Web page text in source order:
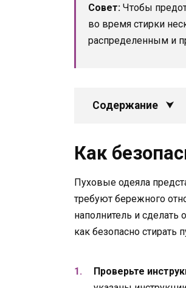
Совет: Чтобы
во время стирки
распределенным и
Содержание
Как
Пуховые одеяла
требуют бережного
наполнитель и сделать
как безопасно стирать
Проверьте